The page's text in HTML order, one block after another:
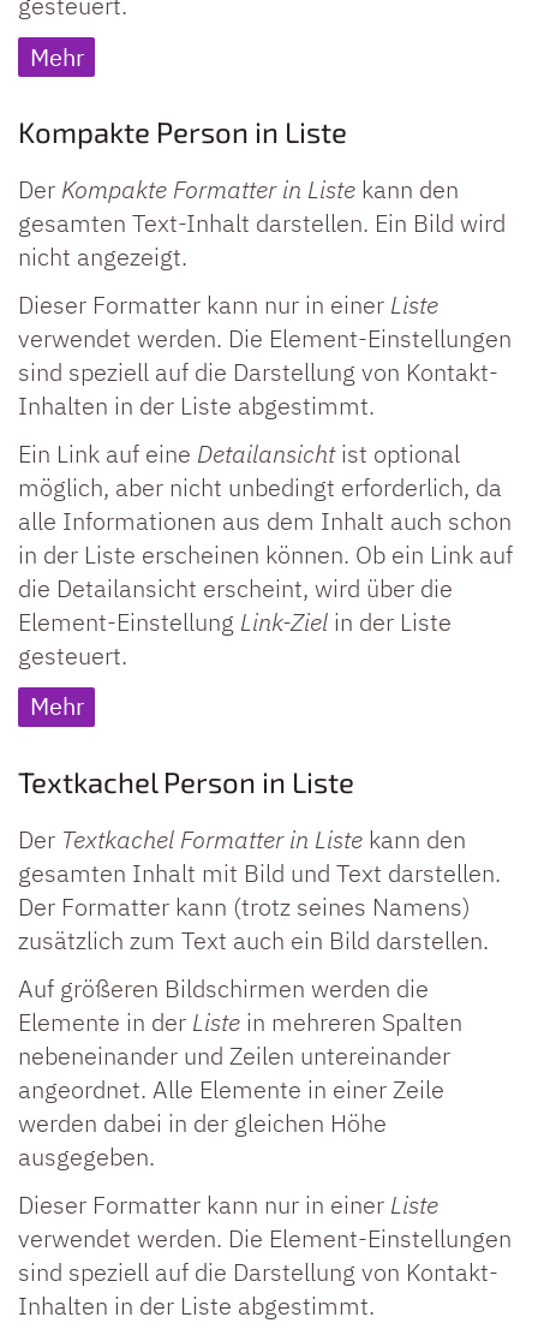
Mehr
Kompakte Person in Liste
Der Kompakte Formatter in Liste kann den
gesamten Text-Inhalt darstellen. Ein Bild wird
nicht angezeigt.
Dieser Formatter kann nur in einer Liste
verwendet werden. Die Element-Einstellungen
sind speziell auf die Darstellung von Kontakt-
Inhalten in der Liste abgestimmt.
Ein Link auf eine Detailansichtist optional
möglich, aber nicht unbedingt erforderlich, da
alle Informationen aus dem Inhalt auch schon
in der Liste erscheinen können. Ob ein Link auf
die Detailansicht erscheint, wird über die
Element-Einstellung Link-Ziel in der Liste
gesteuert.
Mehr
Textkachel Person in Liste
Der Textkachel Formatter in Liste kann den
gesamten Inhalt mit Bild und Text darstellen.
Der Formatter kann (trotz seines Namens)
zusätzlich zum Text auch ein Bild darstellen.
Auf größeren Bildschirmen werden die
Elemente in der Liste in mehreren Spalten
nebeneinander und Zeilen untereinander
angeordnet. Alle Elemente in einer Zeile
werden dabei in der gleichen Höhe
ausgegeben.
Dieser Formatter kann nur in einer Liste
verwendet werden. Die Element-Einstellungen
sind speziell auf die Darstellung von Kontakt-
Inhalten in der Liste abgestimmt.